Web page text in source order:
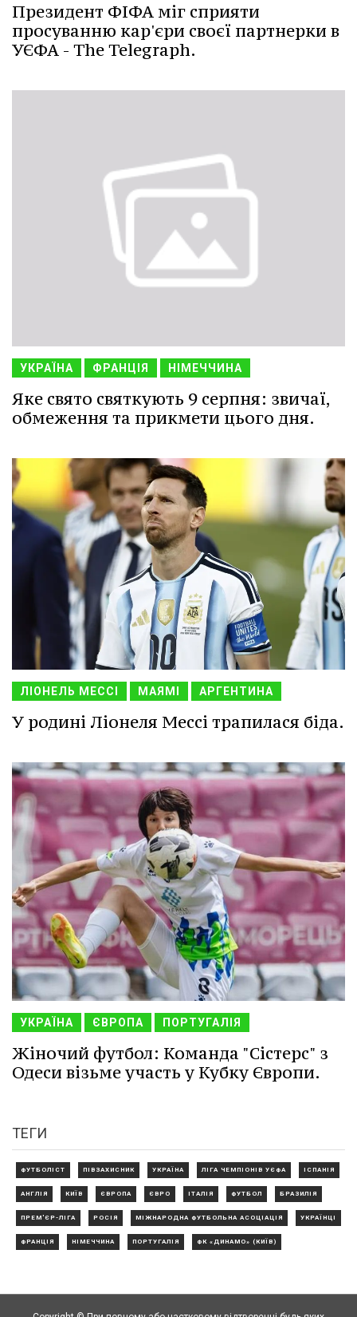
Президент ФІФА міг сприяти
просуванню кар'єри своєї партнерки в
УЄФА - The Telegraph.
УКРАЇНА ФРАНЦІЯ НІМЕЧЧИНА
Яке свято святкують 9 серпня: звичаї,
обмеження та прикмети цього дня.
ЛІОНЕЛЬ МЕССІ МАЯМІ АРГЕНТИНА
У родині Ліонеля Мессі трапилася біда.
УКРАЇНА ЄВРОПА ПОРТУГАЛІЯ
Жіночий футбол: Команда "Сістерс" з
Одеси візьме участь у Кубку Європи.
ТЕГИ
ФУТБОЛІСТ ПІВЗАХИСНИК УКРАЇНА ЛІГА ЧЕМПІОНІВ УЄФА ІСПАНІЯ
АНГЛІЯ КИЇВ ЄВРОПА ЄВРО ІТАЛІЯ ФУТБОЛ БРАЗИЛІЯ
ПРЕМ'ЄР-ЛІГА РОСІЯ МІЖНАРОДНА ФУТБОЛЬНА АСОЦІАЦІЯ УКРАЇНЦІ
ФРАНЦІЯ НІМЕЧЧИНА ПОРТУГАЛІЯ ФК «ДИНАМО» (КИЇВ)